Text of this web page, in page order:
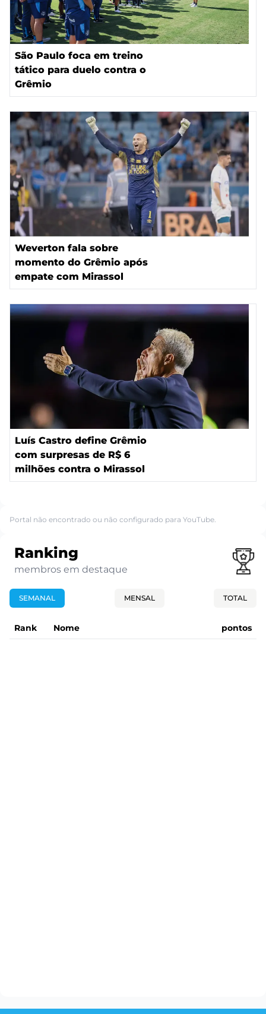
São Paulo foca em treino
tático para duelo contra o
Grêmio
Weverton fala sobre
momento do Grêmio após
empate com Mirassol
Luís Castro define Grêmio
com surpresas de R$ 6
milhões contra o Mirassol
Portal não encontrado ou não configurado para YouTube.
Ranking
membros em destaque
SEMANAL MENSAL TOTAL
Rank Nome pontos